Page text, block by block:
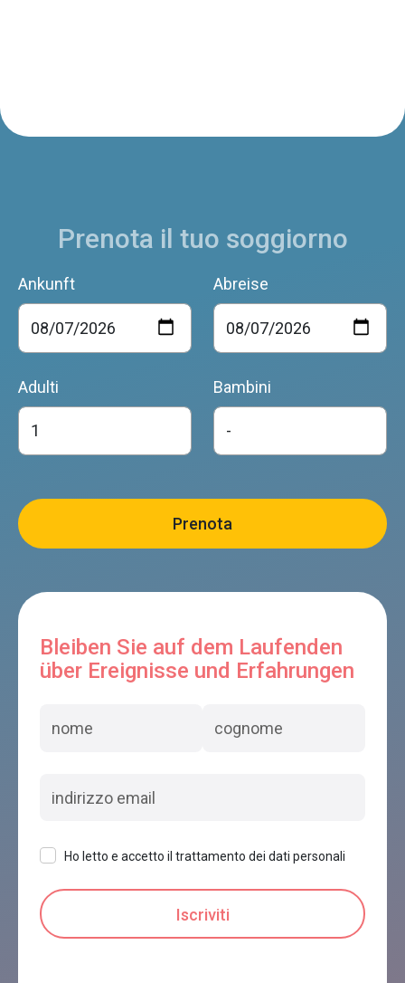
Prenota il tuo soggiorno
Ankunft Abreise
Adulti Bambini
Bleiben Sie auf dem Laufenden
über Ereignisse und Erfahrungen
Ho letto e accetto il trattamento dei dati personali